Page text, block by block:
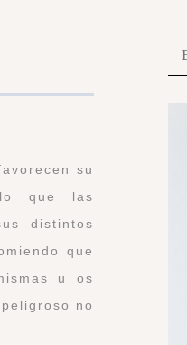
su
lo que las
distintos
que
u os
no